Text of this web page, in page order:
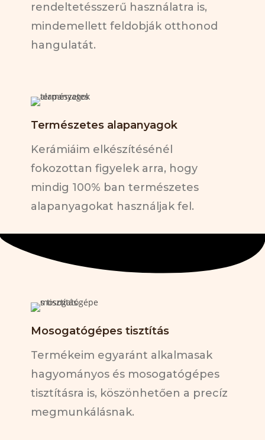
rendeltetésszerű használatra is,
mindemellett feldobják otthonod
hangulatát.
Természetes alapanyagok
Kerámiáim elkészítésénél
fokozottan figyelek arra, hogy
mindig 100% ban természetes
alapanyagokat használjak fel.
Mosogatógépes tisztítás
Termékeim egyaránt alkalmasak
hagyományos és mosogatógépes
tisztításra is, köszönhetően a precíz
megmunkálásnak.